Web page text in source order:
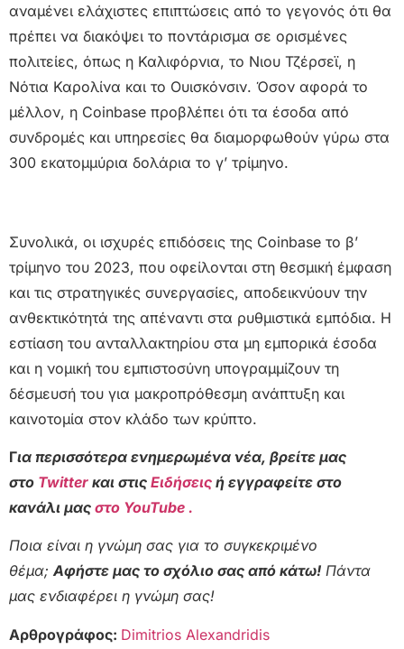
αναμένει ελάχιστες επιπτώσεις από το γεγονός ότι θα
πρέπει να διακόψει το ποντάρισμα σε ορισμένες
πολιτείες, όπως η Καλιφόρνια, το Νιου Τζέρσεϊ, η
Νότια Καρολίνα και το Ουισκόνσιν. Όσον αφορά το
μέλλον, η Coinbase προβλέπει ότι τα έσοδα από
συνδρομές και υπηρεσίες θα διαμορφωθούν γύρω στα
300 εκατομμύρια δολάρια το γ’ τρίμηνο.
Συνολικά, οι ισχυρές επιδόσεις της Coinbase το β’
τρίμηνο του 2023, που οφείλονται στη θεσμική έμφαση
και τις στρατηγικές συνεργασίες, αποδεικνύουν την
ανθεκτικότητά της απέναντι στα ρυθμιστικά εμπόδια. Η
εστίαση του ανταλλακτηρίου στα μη εμπορικά έσοδα
και η νομική του εμπιστοσύνη υπογραμμίζουν τη
δέσμευσή του για μακροπρόθεσμη ανάπτυξη και
καινοτομία στον κλάδο των κρύπτο.
Για περισσότερα ενημερωμένα νέα, βρείτε μας
στο Twitter και στις Ειδήσεις ή εγγραφείτε στο
κανάλι μας στο YouTube .
Ποια είναι η γνώμη σας για το συγκεκριμένο
θέμα;Αφήστε μας το σχόλιο σας από κάτω! Πάντα
μας ενδιαφέρει η γνώμη σας!
Αρθρογράφος: Dimitrios Alexandridis